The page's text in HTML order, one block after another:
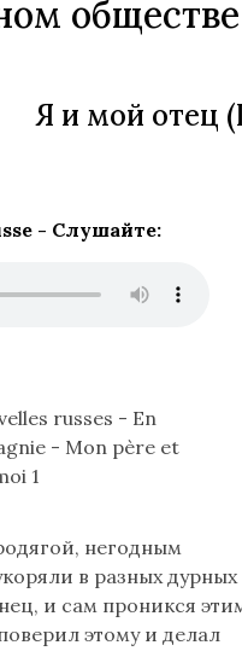
обществе
Я и мой отец
- Слушайте:
негодным
в разных дурных
и сам проникся
этому и делал